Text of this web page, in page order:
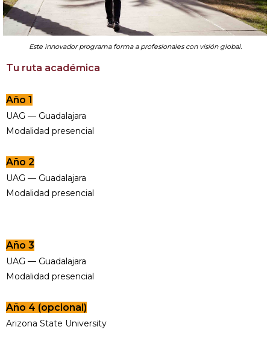
Este innovador programa forma a profesionales con visión global.
Tu ruta académica
Año 1
UAG — Guadalajara
Modalidad presencial
Año 2
UAG — Guadalajara
Modalidad presencial
Año 3
UAG — Guadalajara
Modalidad presencial
Año 4 (opcional)
Arizona State University